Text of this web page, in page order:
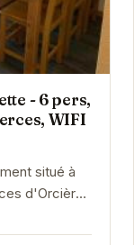
- 6 pers,
WIFI
situé à
d'Orcières